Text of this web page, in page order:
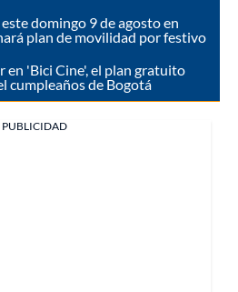
domingo 9 de agosto en
plan de movilidad por festivo
en 'Bici Cine', el plan gratuito
cumpleaños de Bogotá
PUBLICIDAD